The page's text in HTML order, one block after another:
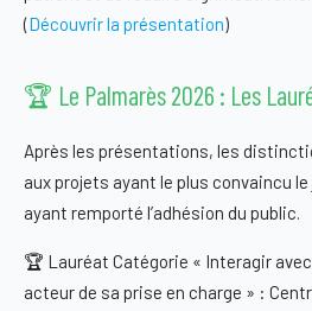
(Découvrir la présentation)
🏆 Le Palmarès 2026 : Les
Après les présentations, les
aux projets ayant le plus convaincu le
ayant remporté l’adhésion du public.
🏆 Lauréat Catégorie « Interagir
acteur de sa prise en charge » :